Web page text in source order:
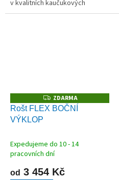
v kvalitních kaučukových
pouzdrech.
Z
D
A
ZDARMA
Rošt FLEX BOČNÍ
VÝKLOP
Expedujeme do 10 - 14
pracovních dní
od 3 454 Kč